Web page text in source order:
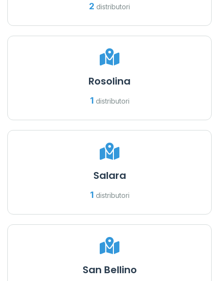
2 distributori
Rosolina
1 distributori
Salara
1 distributori
San Bellino